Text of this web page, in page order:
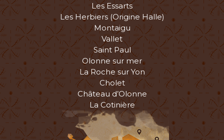
Les Essarts
Les Herbiers (Origine Halle)
Montaigu
Vallet
Saint Paul
Olonne sur mer
La Roche sur Yon
Cholet
Château d’Olonne
La Cotinière